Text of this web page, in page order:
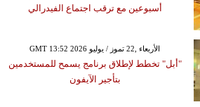
أسبوعين مع ترقب اجتماع الفيدرالي
GMT 13:52 2026 الأربعاء ,22 تموز / يوليو
"أبل" تخطط لإطلاق برنامج يسمح للمستخدمين
بتأجير الآيفون